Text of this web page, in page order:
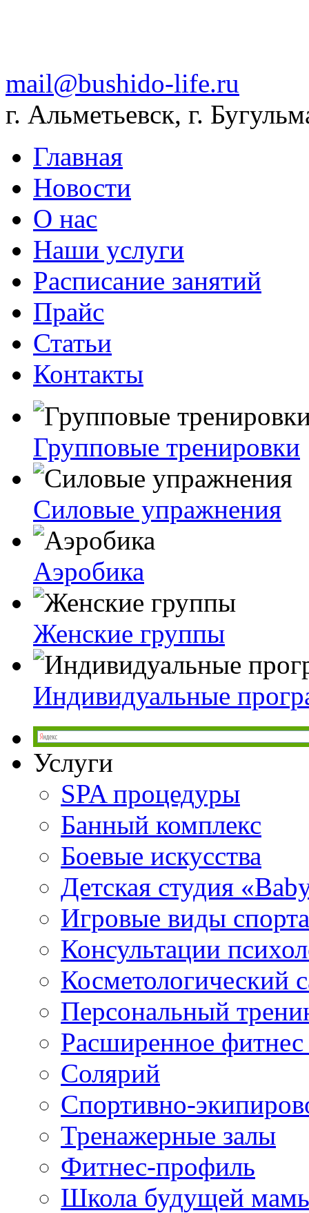
mail@bushido-life.ru
г. Альметьевск, г.
Главная
Новости
О нас
Наши услуги
Расписание занятий
Прайс
Статьи
Контакты
Групповые тренировки
Силовые упражнения
Аэробика
Женские группы
Индивидуальные
Услуги
SPA процедуры
Банный комплекс
Боевые искусства
Детская студия
Игровые виды спорта
Консультации
Косметологический
Персональный
Расширенное фитнес
Солярий
Спортивно-
Тренажерные залы
Фитнес-профиль
Школа будущей